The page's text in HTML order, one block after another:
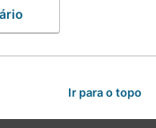
Ir para o topo